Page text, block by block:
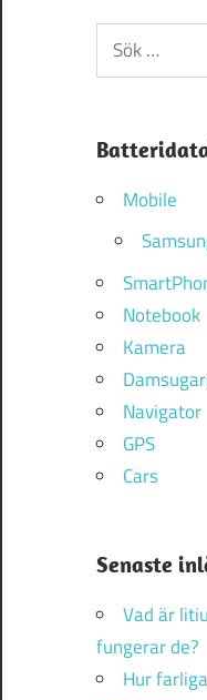
Sök
efter:
Mobile
Notebook
Kamera
Navigator
GPS
Cars
Senaste
Vad är
fungerar de?
Hur